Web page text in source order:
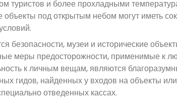
туристов и более прохладными
объекты под открытым небом могут иметь
безопасности, музеи и исторические
меры предосторожности, применимые к
к личным вещам, являются
гидов, найденных у входов на объекты
отведенных кассах.